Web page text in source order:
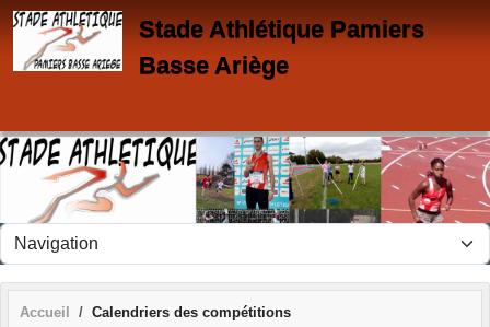
Stade Athlétique Pamiers
Basse Ariège
Accueil Calendriers des compétitions
Panneau de gestion des cookies